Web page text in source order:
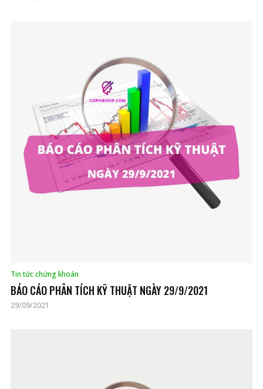
Tin tức chứng khoán
BÁO CÁO PHÂN TÍCH KỸ THUẬT NGÀY 29/9/2021
29/09/2021